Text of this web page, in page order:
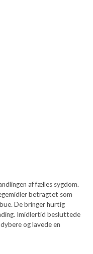
af ​​fælles sygdom.
betragtet som
De bringer hurtig
Imidlertid besluttede
og lavede en